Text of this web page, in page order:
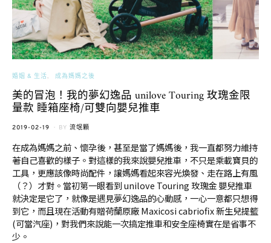
婚姻 & 生活 成為媽媽之後
美的冒泡！我的夢幻逸品 unilove Touring 玫瑰金限
量款 睡箱座椅/可雙向嬰兒推車
POSTED
2019-02-19 BY 流氓顆
在成為媽媽之前、懷孕後，甚至是當了媽媽後，我一直都努力維持
著自己喜歡的樣子。對這樣的我來說嬰兒推車，不只是乘載寶貝的
工具，更應該像時尚配件，讓媽媽看起來容光煥發、走在路上有風
（？）才對。當初第一眼看到 unilove Touring 玫瑰金 嬰兒推車
就決定是它了，就像是遇見夢幻逸品的心動感，一心一意都只想得
到它，而且現在活動有贈荷蘭原廠 Maxicosi cabriofix 新生兒提籃
(可當汽座)，對我們來說能一次搞定推車和安全座椅實在是省事不
少。